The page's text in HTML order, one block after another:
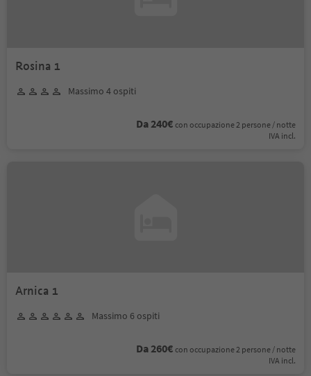
Rosina 1
Massimo 4 ospiti
Da 240€ con occupazione 2 persone / notte
IVA incl.
Arnica 1
Massimo 6 ospiti
Da 260€ con occupazione 2 persone / notte
IVA incl.